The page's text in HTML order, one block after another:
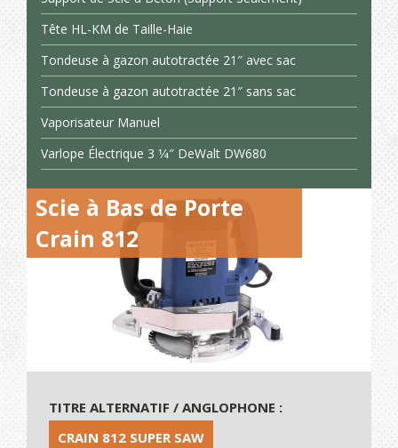
Tête HL-KM de Taille-Haie
Tondeuse à gazon autotractée 21″ avec sac
Tondeuse à gazon autotractée 21″ sans sac
Vaporisateur Manuel
Varlope Électrique 3 1⁄4″ DeWalt DW680
Scie à Bas de Porte
Crain 812
TITRE ALTERNATIF / ANGLOPHONE :
CRAIN 812 SUPER SAW